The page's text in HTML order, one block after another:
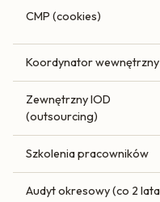
CMP (cookies)
Koordynator wewnętrzny
Zewnętrzny IOD
(outsourcing)
Szkolenia pracowników
Audyt okresowy (co 2